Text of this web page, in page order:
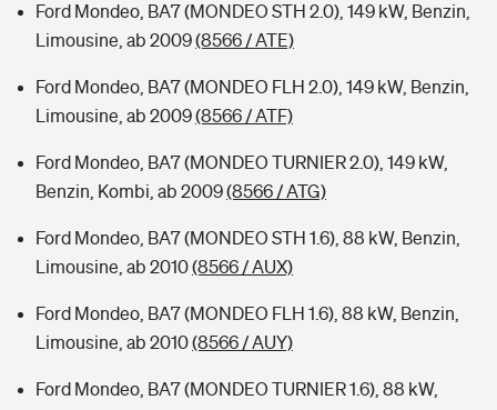
Ford Mondeo, BA7 (MONDEO STH 2.0), 149 kW, Benzin,
Limousine, ab 2009(8566 / ATE)
Ford Mondeo, BA7 (MONDEO FLH 2.0), 149 kW, Benzin,
Limousine, ab 2009(8566 / ATF)
Ford Mondeo, BA7 (MONDEO TURNIER 2.0), 149 kW,
Benzin, Kombi, ab 2009(8566 / ATG)
Ford Mondeo, BA7 (MONDEO STH 1.6), 88 kW, Benzin,
Limousine, ab 2010(8566 / AUX)
Ford Mondeo, BA7 (MONDEO FLH 1.6), 88 kW, Benzin,
Limousine, ab 2010(8566 / AUY)
Ford Mondeo, BA7 (MONDEO TURNIER 1.6), 88 kW,